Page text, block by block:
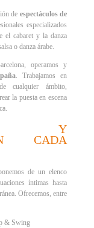
de espectáculos de
especializados
el cabaret y la danza
o danza árabe.
operamos y
. Trabajamos en
cualquier ámbito,
la puesta en escena
Y
CADA
de un elenco
íntimas hasta
Ofrecemos, entre
& Swing